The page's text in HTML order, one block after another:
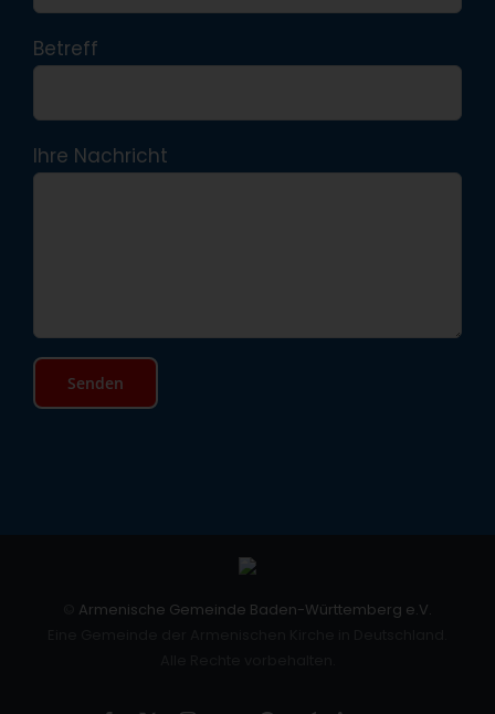
Betreff
Ihre Nachricht
Armenische Gemeinde Baden-Württemberg e.V.